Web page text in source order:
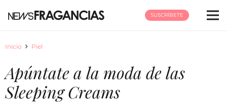
SUSCRÍBETE
Inicio Piel
Apúntate a la moda de las
Sleeping Creams